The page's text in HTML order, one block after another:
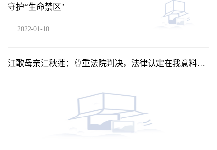
守护“生命禁区”
2022-01-10
江歌母亲江秋莲：尊重法院判决，法律认定在我意料之